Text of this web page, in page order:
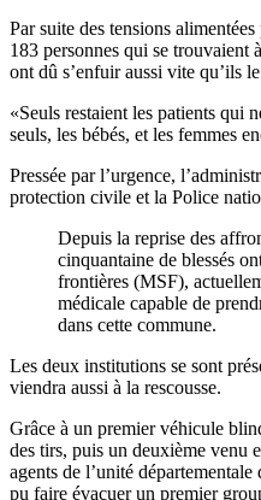
Par suite des tensions
183 personnes qui se trouvaient
ont dû s’enfuir aussi vite qu’ils
«Seuls restaient les patients qui
seuls, les bébés, et les femmes
Pressée par l’urgence,
protection civile et la Police
Depuis la reprise des
cinquantaine de blessés
frontières (MSF),
médicale capable de
dans cette commune.
Les deux institutions se sont
viendra aussi à la rescousse.
Grâce à un premier véhicule
des tirs, puis un deuxième venu
agents de l’unité
pu faire évacuer un premier